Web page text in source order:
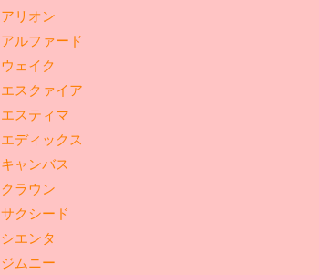
アリオン
アルファード
ウェイク
エスクァイア
エスティマ
エディックス
キャンバス
クラウン
サクシード
シエンタ
ジムニー